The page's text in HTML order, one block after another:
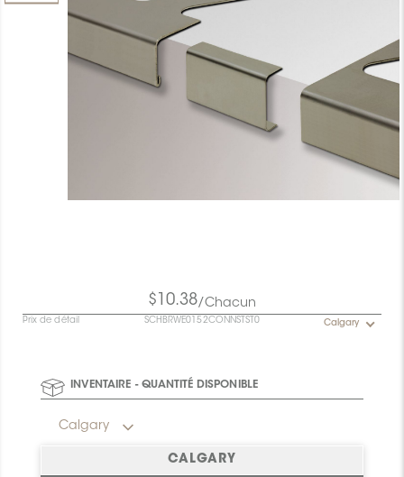
$10.38/Chacun
Prix de détail SCHBRWE0152CONNSTST0 Calgary
INVENTAIRE - QUANTITÉ DISPONIBLE
Calgary
CALGARY